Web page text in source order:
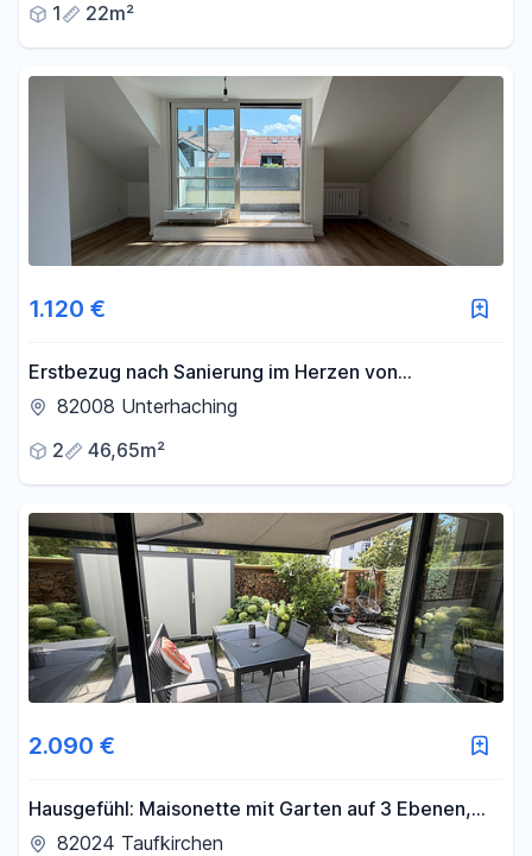
1
22m²
1.120 €
Erstbezug nach Sanierung im Herzen von
Unterhaching
82008 Unterhaching
2
46,65m²
2.090 €
Hausgefühl: Maisonette mit Garten auf 3 Ebenen,
eigenem Eingang & 119 m² Wohn-/Nutzfl.
82024 Taufkirchen